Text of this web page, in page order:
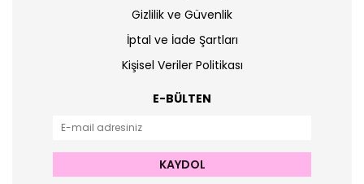
Gizlilik ve Güvenlik
İptal ve İade Şartları
Kişisel Veriler Politikası
E-BÜLTEN
KAYDOL